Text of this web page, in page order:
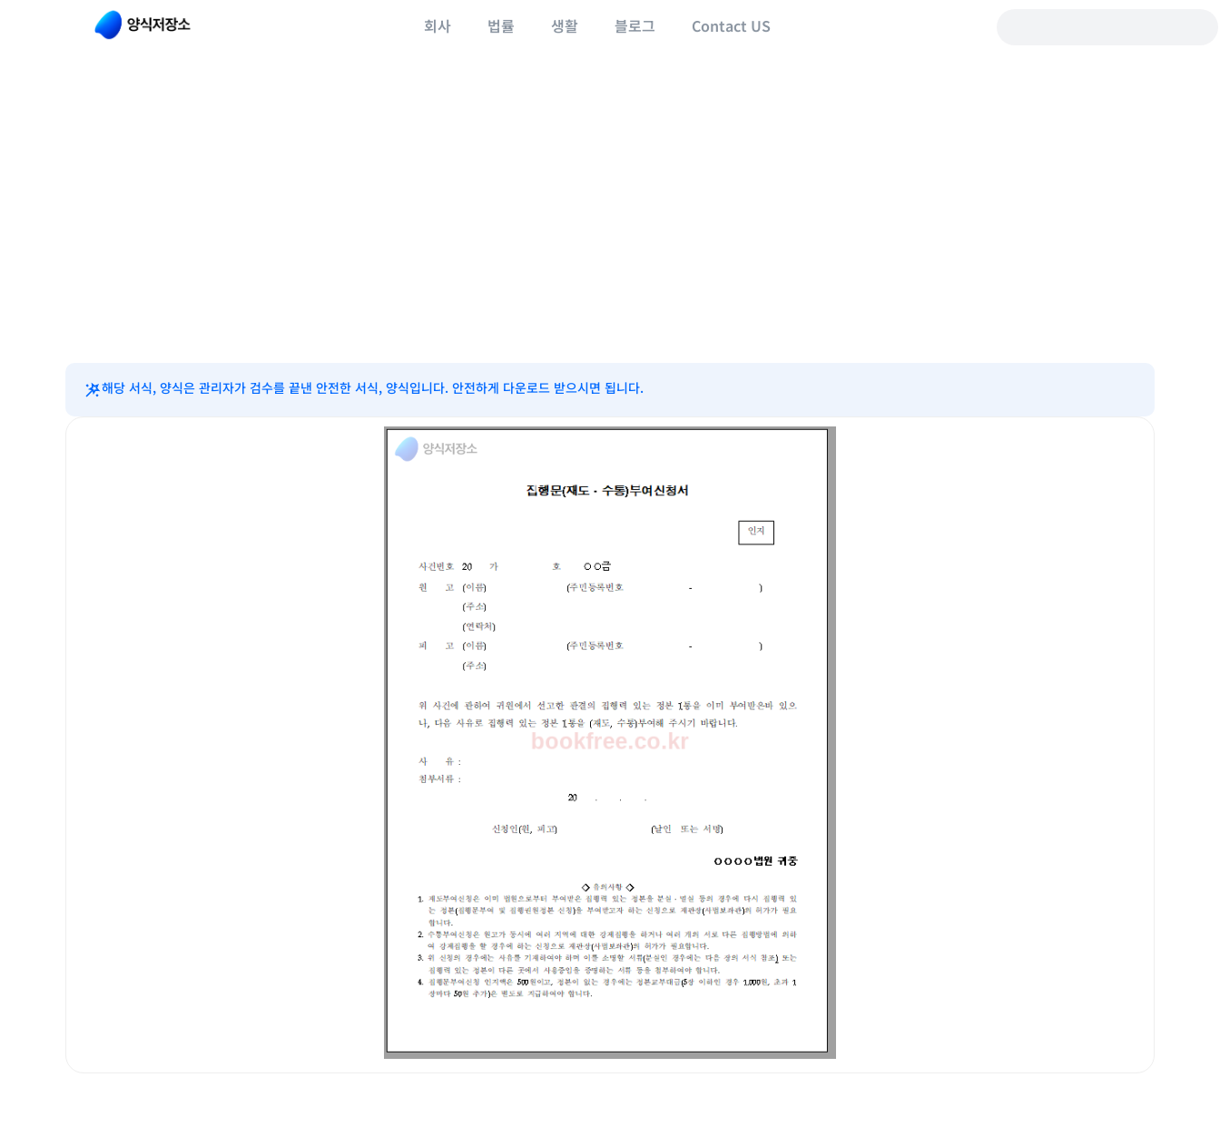
회사 법률 생활 블로그 Contact US
해당 서식, 양식은 관리자가 검수를 끝낸 안전한 서식, 양식입니다. 안전하게 다운로드 받으시면 됩니다.